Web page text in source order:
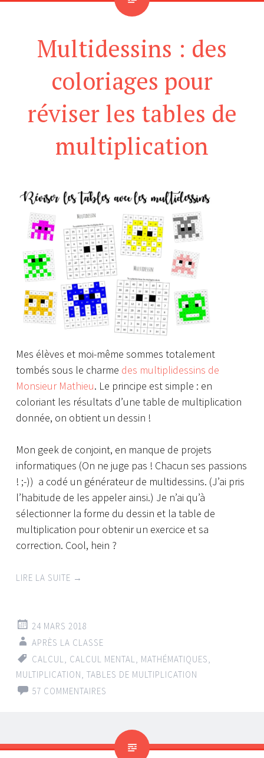
Multidessins : des
coloriages pour
réviser les tables de
multiplication
Mes élèves et moi-même sommes totalement
tombés sous le charme des multiplidessins de
Monsieur Mathieu. Le principe est simple : en
coloriant les résultats d’une table de multiplication
donnée, on obtient un dessin !
Mon geek de conjoint, en manque de projets
informatiques (On ne juge pas ! Chacun ses passions
! ;-)) a codé un générateur de multidessins. (J’ai pris
l’habitude de les appeler ainsi.) Je n’ai qu’à
sélectionner la forme du dessin et la table de
multiplication pour obtenir un exercice et sa
correction. Cool, hein ?
LIRE LA SUITE →
24 MARS 2018
APRÈS LA CLASSE
CALCUL
CALCUL MENTAL MATHÉMATIQUES
MULTIPLICATION TABLES DE MULTIPLICATION
57 COMMENTAIRES